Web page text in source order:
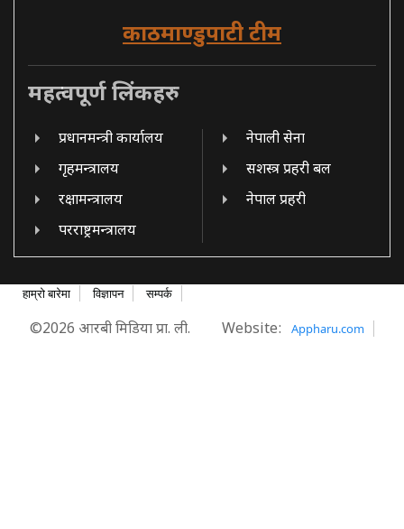
काठमाण्डुपाटी टीम
महत्वपूर्ण लिंकहरु
प्रधानमन्त्री कार्यालय
गृहमन्त्रालय
रक्षामन्त्रालय
परराष्ट्रमन्त्रालय
नेपाली सेना
सशस्त्र प्रहरी बल
नेपाल प्रहरी
हाम्रो बारेमा विज्ञापन सम्पर्क
©2026 आरबी मिडिया प्रा. ली. Website: Appharu.com